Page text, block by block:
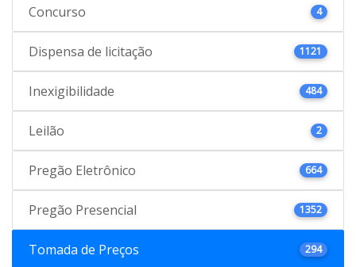
Concurso 4
Dispensa de licitação 1121
Inexigibilidade 484
Leilão 2
Pregão Eletrônico 664
Pregão Presencial 1352
Tomada de Preços 294